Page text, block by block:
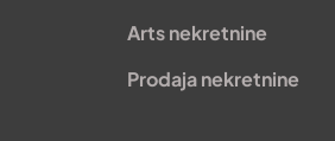
Arts nekretnine
Prodaja nekretnine